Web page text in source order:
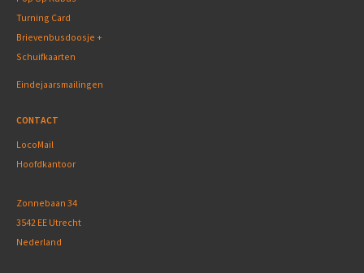
Turning Card
Brievenbusdoosje +
Schuifkaarten
Eindejaarsmailingen
CONTACT
LocoMail
Hoofdkantoor
Zonnebaan 34
3542 EE Utrecht
Nederland